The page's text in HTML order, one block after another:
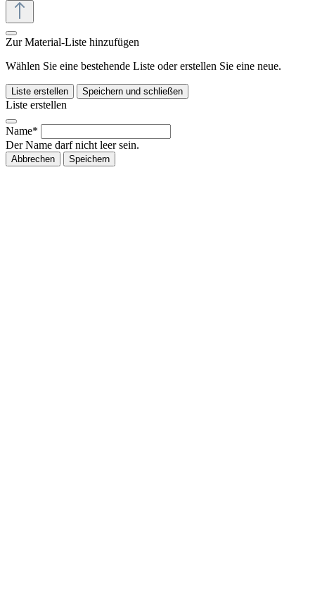
Zur Material-Liste hinzufügen
Wählen Sie eine bestehende Liste oder erstellen Sie eine neue.
Liste erstellen Speichern und schließen
Liste erstellen
Name*
Der Name darf nicht leer sein.
Abbrechen Speichern